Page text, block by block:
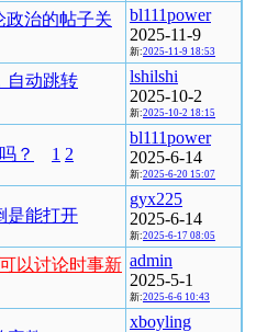
政治的帖子关
bl111power
2025-11-9
新:2025-11-9 18:53
自动跳转
lshilshi
2025-10-2
新:2025-10-2 18:15
？ 1 2
bl111power
2025-6-14
新:2025-6-20 15:07
是能打开
gyx225
2025-6-14
新:2025-6-17 08:05
以讨论时事新 admin
2025-5-1
新:2025-6-6 10:43
xboyling